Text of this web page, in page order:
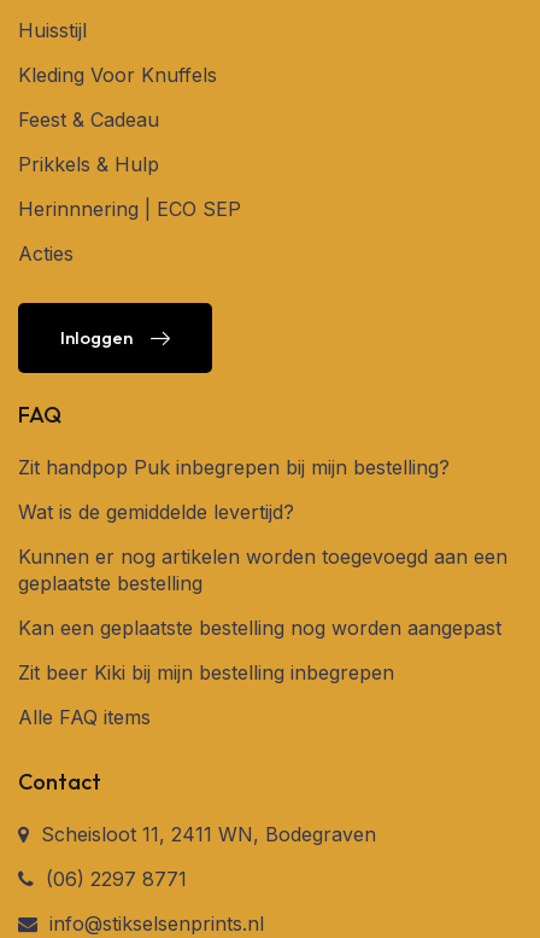
Huisstijl
Kleding Voor Knuffels
Feest & Cadeau
Prikkels & Hulp
Herinnnering | ECO SEP
Acties
Inloggen
FAQ
Zit handpop Puk inbegrepen bij mijn bestelling?
Wat is de gemiddelde levertijd?
Kunnen er nog artikelen worden toegevoegd aan een
geplaatste bestelling
Kan een geplaatste bestelling nog worden aangepast
Zit beer Kiki bij mijn bestelling inbegrepen
Alle FAQ items
Contact
Scheisloot 11, 2411 WN, Bodegraven
(06) 2297 8771
info@stikselsenprints.nl